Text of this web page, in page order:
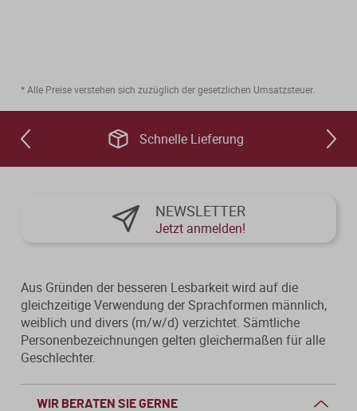
* Alle Preise verstehen sich zuzüglich der gesetzlichen Umsatzsteuer.
Schnelle Lieferung
WIR BERATEN SIE GERNE
NEWSLETTER
Jetzt anmelden!
Aus Gründen der besseren Lesbarkeit wird auf die
gleichzeitige Verwendung der Sprachformen männlich,
weiblich und divers (m/w/d) verzichtet. Sämtliche
Personenbezeichnungen gelten gleichermaßen für alle
Geschlechter.